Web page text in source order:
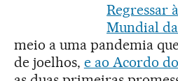
Regressar
Mundial da
meio a uma pandemia
de joelhos, e ao Acordo